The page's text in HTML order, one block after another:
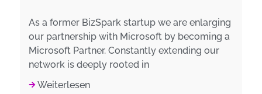
As a former BizSpark startup we are enlarging
our partnership with Microsoft by becoming a
Microsoft Partner. Constantly extending our
network is deeply rooted in
Weiterlesen